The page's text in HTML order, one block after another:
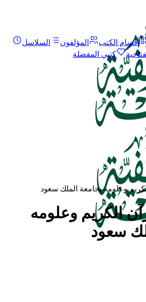
أقسام الكتب المؤلفون
السلاسل
كتبي المفضلة
وعلومه بجامعة الملك سعود
الكريم وعلومه
سعود